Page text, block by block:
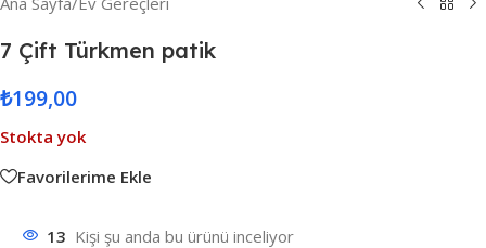
7 Çift Türkmen patik
₺199,00
Stokta yok
Favorilerime Ekle
13 Kişi şu anda bu ürünü inceliyor